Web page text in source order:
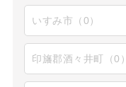
いすみ市（0）
印旛郡酒々井町（0）